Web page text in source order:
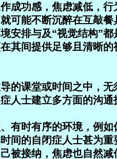
成功感，焦虑减低，行
可能不断沉醉在互敲餐
安排与及“视觉结构”都
其间提供足够且清晰的
的课堂或时间之中，无
人士建立多方面的沟通
有时有序的环境，例如
间的自闭症人士甚为重
被接纳，焦虑也自然减